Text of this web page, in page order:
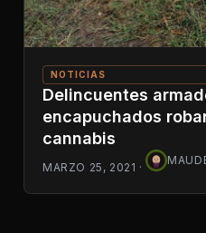
NOTICIAS
Delincuentes
encapuchados
cannabis
MARZO 25, 2021 ·